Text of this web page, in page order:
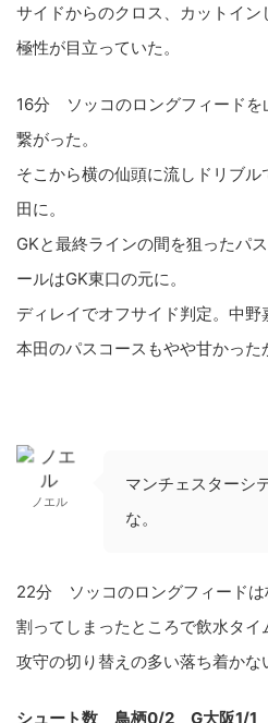
サイドからのクロス、カットイ
極性が目立っていた。
16分 ソッコのロングフィードを
繋がった。
そこから横の仙頭に流しドリブ
田に。
GKと最終ラインの間を狙ったパ
ールはGK東口の元に。
ディレイでオフサイド判定。中野
本田のパスコースもやや甘かった
ノエル
マンチェスターシ
な。
22分 ソッコのロングフィードは
割ってしまったところで飲水タイ
攻守の切り替えの多い落ち着かな
シュート数 鳥栖0/2 G大阪1/1